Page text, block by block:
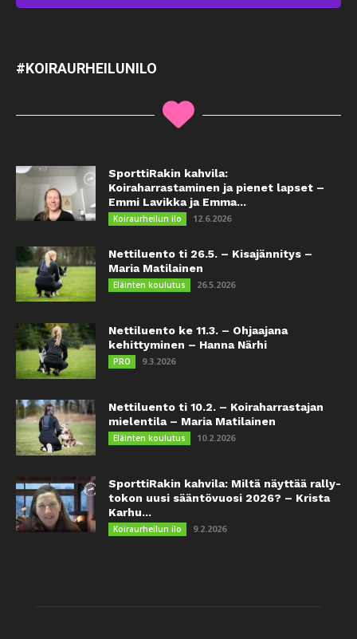
#KOIRAURHEILUNILO
SporttiRakin kahvila:
Koiraharrastaminen ja pienet lapset –
Emmi Lavikka ja Emma...
Koiraurheilun ilo 12.6.2026
Nettiluento ti 26.5. – Kisajännitys –
Maria Matilainen
Eläinten koulutus 26.5.2026
Nettiluento ke 11.3. – Ohjaajana
kehittyminen – Hanna Närhi
PRO 9.3.2026
Nettiluento ti 10.2. – Koiraharrastajan
mielentila – Maria Matilainen
Eläinten koulutus 10.2.2026
SporttiRakin kahvila: Miltä näyttää rally-
tokon uusi sääntövuosi 2026? – Krista
Karhu...
Koiraurheilun ilo 9.2.2026